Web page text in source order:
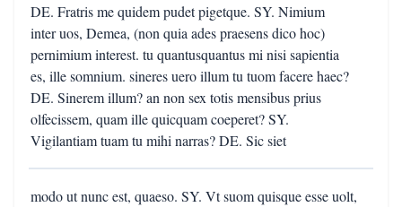
DE. Fratris me quidem pudet pigetque. SY. Nimium
inter uos, Demea, (non quia ades praesens dico hoc)
pernimium interest. tu quantusquantus mi nisi sapientia
es, ille somnium. sineres uero illum tu tuom facere haec?
DE. Sinerem illum? an non sex totis mensibus prius
olfecissem, quam ille quicquam coeperet? SY.
Vigilantiam tuam tu mihi narras? DE. Sic siet
modo ut nunc est, quaeso. SY. Vt suom quisque esse uolt,